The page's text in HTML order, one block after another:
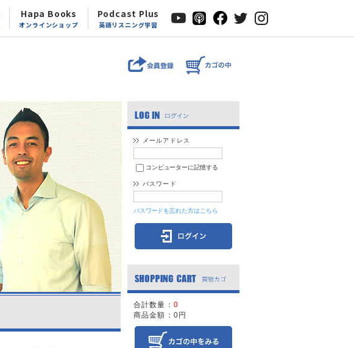
Hapa Books
オンラインショップ
Podcast Plus
英語リスニング学習
メールアドレス
コンピューターに記憶する
パスワード
パスワードを忘れた方はこちら
合計数量： 0
商品金額： 0円